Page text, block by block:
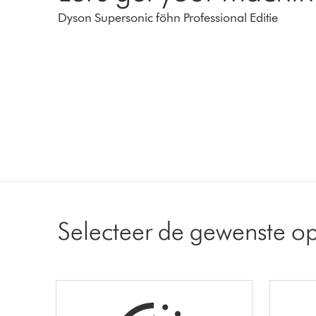
Dyson Supersonic föhn Professional Editie
Selecteer de gewenste